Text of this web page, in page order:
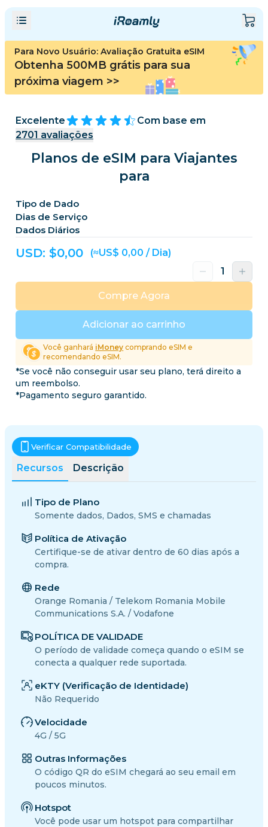
Para Novo Usuário: Avaliação Gratuita eSIM
Obtenha 500MB grátis para sua
próxima viagem >>
Excelente
Com base em
2701 avaliações
Planos de eSIM para Viajantes
para
Tipo de Dado
Dias de Serviço
Dados Diários
USD: $0,00 (≈US$ 0,00 / Dia)
Adicionar ao carrinho
Compre Agora
Você ganhará iMoney comprando eSIM e
recomendando eSIM.
*Se você não conseguir usar seu plano, terá direito a
um reembolso.
*Pagamento seguro garantido.
Recursos Descrição
Verificar Compatibilidade
Tipo de Plano
Somente dados, Dados, SMS e chamadas
Política de Ativação
Certifique-se de ativar dentro de 60 dias após a
compra.
Rede
Orange Romania / Telekom Romania Mobile
Communications S.A. / Vodafone
POLÍTICA DE VALIDADE
O período de validade começa quando o eSIM se
conecta a qualquer rede suportada.
eKTY (Verificação de Identidade)
Não Requerido
Velocidade
4G / 5G
Outras Informações
O código QR do eSIM chegará ao seu email em
poucos minutos.
Hotspot
Você pode usar um hotspot para compartilhar